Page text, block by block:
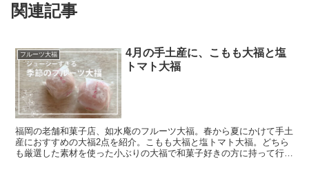
関連記事
フルーツ大福
4月の手土産に、こもも大福と塩
トマト大福
福岡の老舗和菓子店、如水庵のフルーツ大福。春から夏にかけて手土
産におすすめの大福2点を紹介。こもも大福と塩トマト大福。どちら
も厳選した素材を使った小ぶりの大福で和菓子好きの方に持って行く